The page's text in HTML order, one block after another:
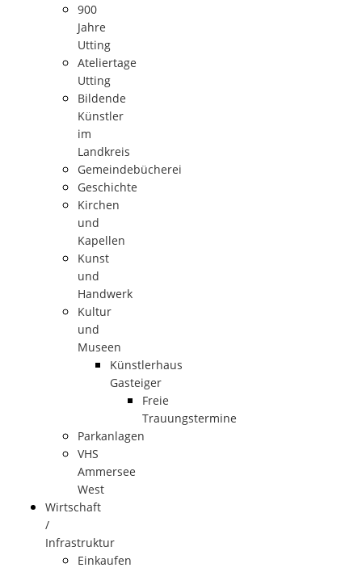
900
Jahre
Utting
Ateliertage
Utting
Bildende
Künstler
im
Landkreis
Gemeindebücherei
Geschichte
Kirchen
und
Kapellen
Kunst
und
Handwerk
Kultur
und
Museen
Künstlerhaus
Gasteiger
Freie
Trauungstermine
Parkanlagen
VHS
Ammersee
West
Wirtschaft
/
Infrastruktur
Einkaufen